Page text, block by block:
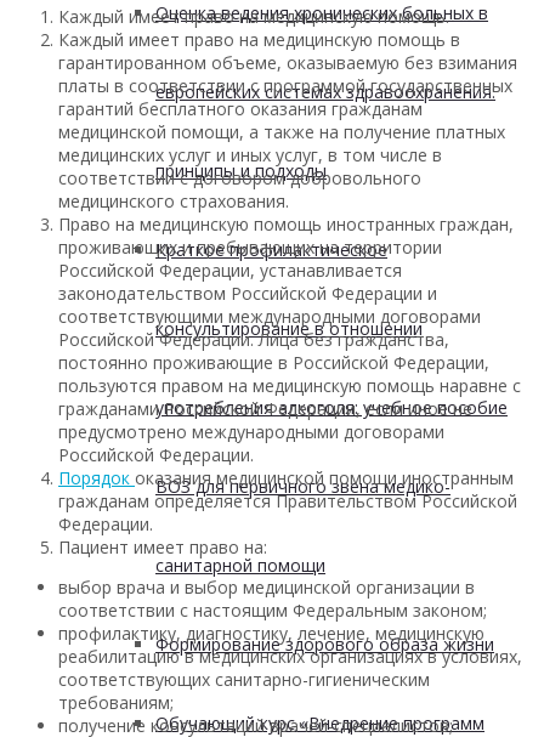
Оценка ведения хронических больных в
европейских системах здравоохранения:
принципы и подходы
Краткое профилактическое
консультирование в отношении
употребления алкоголя: учебное пособие
ВОЗ для первичного звена медико-
санитарной помощи
Формирование здорового образа жизни
Обучающий курс «Внедрение программ
Каждый имеет право на медицинскую помощь.
Каждый имеет право на медицинскую помощь в
гарантированном объеме, оказываемую без взимания
платы в соответствии с программой государственных
гарантий бесплатного оказания гражданам
медицинской помощи, а также на получение платных
медицинских услуг и иных услуг, в том числе в
соответствии с договором добровольного
медицинского страхования.
Право на медицинскую помощь иностранных граждан,
проживающих и пребывающих на территории
Российской Федерации, устанавливается
законодательством Российской Федерации и
соответствующими международными договорами
Российской Федерации. Лица без гражданства,
постоянно проживающие в Российской Федерации,
пользуются правом на медицинскую помощь наравне с
гражданами Российской Федерации, если иное не
предусмотрено международными договорами
Российской Федерации.
Порядок оказания медицинской помощи иностранным
гражданам определяется Правительством Российской
Федерации.
Пациент имеет право на:
выбор врача и выбор медицинской организации в
соответствии с настоящим Федеральным законом;
профилактику, диагностику, лечение, медицинскую
реабилитацию в медицинских организациях в условиях,
соответствующих санитарно-гигиеническим
требованиям;
получение консультаций врачей-специалистов;